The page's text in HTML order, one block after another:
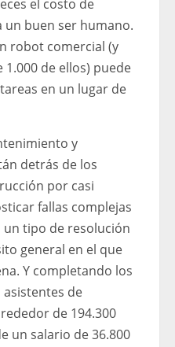
el costo de
buen ser humano.
robot comercial (y
de ellos) puede
en un lugar de
y
detrás de los
por casi
fallas complejas
tipo de resolución
general en el que
Y completando los
de
de 194.300
un salario de 36.800